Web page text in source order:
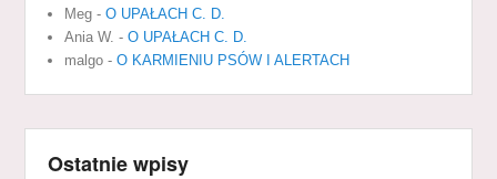
Meg -O UPAŁACH C. D.
Ania W. -O UPAŁACH C. D.
malgo -O KARMIENIU PSÓW I ALERTACH
Ostatnie wpisy